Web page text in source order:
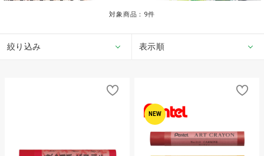
対象商品： 9件
絞り込み 表示順
NEW